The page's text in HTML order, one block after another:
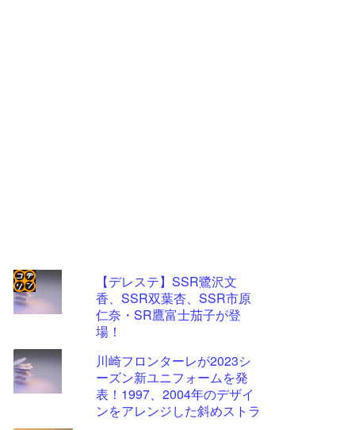
【デレステ】SSR鷺沢文
香、SSR双葉杏、SSR市原
仁奈・SR鷹富士茄子が登
場！
川崎フロンターレが2023シ
ーズン新ユニフォームを発
表！1997、2004年のデザイ
ンをアレンジした斜めストラ
コテ
- 固
定リ
ンク